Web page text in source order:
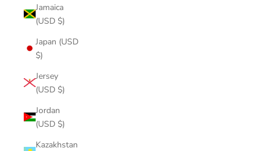
Jamaica
(USD $)
Japan (USD
$)
Jersey
(USD $)
Jordan
(USD $)
Kazakhstan